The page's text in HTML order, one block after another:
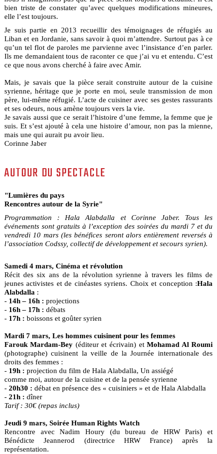
bien triste de constater qu’avec quelques modifications mineures,
elle l’est toujours.
Je suis partie en 2013 recueillir des témoignages de réfugiés au
Liban et en Jordanie, sans savoir à quoi m’attendre. Surtout pas à ce
qu’un tel flot de paroles me parvienne avec l’insistance d’en parler.
Ils me demandaient tous de raconter ce que j’ai vu et entendu. C’est
ce que nous avons cherché à faire avec Amir.
Mais, je savais que la pièce serait construite autour de la cuisine
syrienne, héritage que je porte en moi, seule transmission de mon
père, lui-même réfugié. L’acte de cuisiner avec ses gestes rassurants
et ses odeurs, nous amène toujours vers la vie.
Je savais aussi que ce serait l’histoire d’une femme, la femme que je
suis. Et s’est ajouté à cela une histoire d’amour, non pas la mienne,
mais une qui aurait pu avoir lieu.
Corinne Jaber
AUTOUR DU SPECTACLE
"Lumières du pays
Rencontres autour de la Syrie"
Programmation : Hala Alabdalla et Corinne Jaber. Tous les
événements sont gratuits à l’exception des soirées du mardi 7 et du
vendredi 10 mars (les bénéfices seront alors entièrement reversés à
l’association Codssy, collectif de développement et secours syrien).
Samedi 4 mars, Cinéma et révolution
Récit des six ans de la révolution syrienne à travers les films de
jeunes activistes et de cinéastes syriens. Choix et conception :Hala
Alabdalla :
- 14h – 16h : projections
- 16h – 17h : débats
- 17h : boissons et goûter syrien
Mardi 7 mars, Les hommes cuisinent pour les femmes
Farouk Mardam-Bey (éditeur et écrivain) etMohamad Al Roumi
(photographe) cuisinent la veille de la Journée internationale des
droits des femmes :
- 19h : projection du film de Hala Alabdalla, Un assiégé
comme moi, autour de la cuisine et de la pensée syrienne
- 20h30 : débat en présence des « cuisiniers » et de Hala Alabdalla
- 21h : dîner
Tarif : 30€ (repas inclus)
Jeudi 9 mars, Soirée Human Rights Watch
Rencontre avec Nadim Houry (du bureau de HRW Paris) et
Bénédicte Jeannerod (directrice HRW France) après la
représentation.